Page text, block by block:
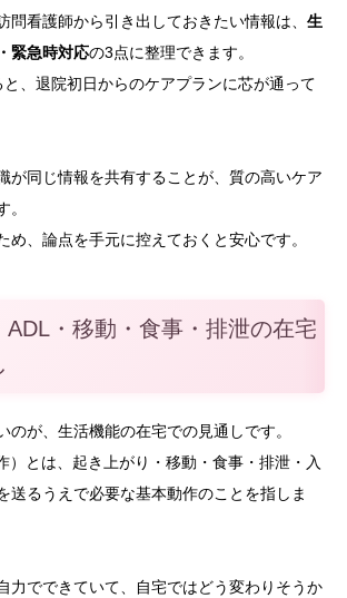
問看護師から引き出しておきたい情報は、 生
緊急時対応の3点に整理できます。
、退院初日からのケアプランに芯が通って
が同じ情報を共有することが、質の高いケア
。
め、論点を手元に控えておくと安心です。
ADL・移動・食事・排泄の在宅
のが、生活機能の在宅での見通しです。
）とは、起き上がり・移動・食事・排泄・入
送るうえで必要な基本動作のことを指しま
力でできていて、自宅ではどう変わりそうか